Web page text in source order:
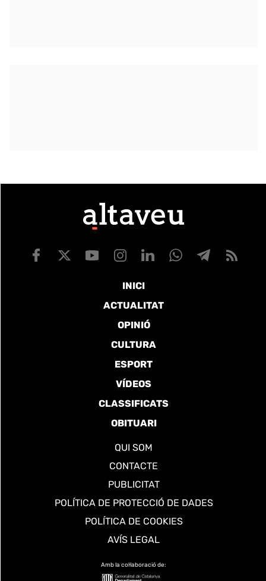
INICI
ACTUALITAT
OPINIÓ
CULTURA
ESPORT
VÍDEOS
CLASSIFICATS
OBITUARI
QUI SOM
CONTACTE
PUBLICITAT
POLÍTICA DE PROTECCIÓ DE DADES
POLÍTICA DE COOKIES
AVÍS LEGAL
Amb la col·laboració de: